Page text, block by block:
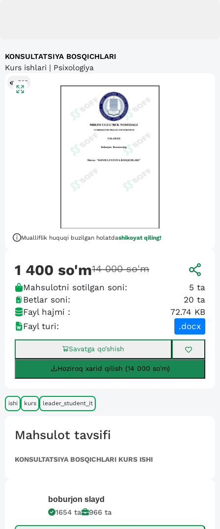
KONSULTATSIYA BOSQICHLARI
Kurs ishlari | Psixologiya
585
Mualliflik huquqi buzilgan holatdashikoyat qiling!
1 400 so'm14 000 so'm
Mahsulotni sotilgan soni: 5 ta
Betlar soni:
20 ta
Fayl hajmi :
72.74 KB
Fayl turi:
.docx
Savatga qo’shish
Hoziroq xarid qilish (14 000 so'm)
ishi kurs leader_student_it
Mahsulot tavsifi
KONSULTATSIYA BOSQICHLARI KURS ISHI
boburjon slayd
1654 ta 966 ta